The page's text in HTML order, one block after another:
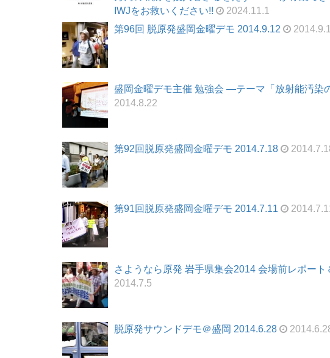
IWJをお救いください!!
2024.11.1
第96回 脱原発盛岡金曜デモ 2014.9.12
盛岡金曜デモ主催 勉強会 ―テーマ「放射能汚染
2014.8.22
第92回脱原発盛岡金曜デモ 2014.7.18
第91回脱原発盛岡金曜デモ 2014.7.11
さようなら原発 岩手県集会2014 会場前レポー
2014.7.5
脱原発サウンドデモ＠盛岡 2014.6.28